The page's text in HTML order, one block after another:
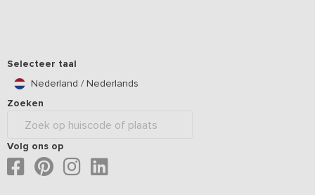
Selecteer taal
Nederland / Nederlands
Zoeken
Volg ons op